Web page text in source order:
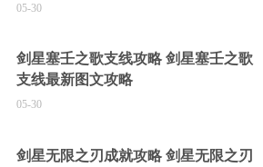
05-30
剑星塞壬之歌支线攻略 剑星塞壬之歌
支线最新图文攻略
05-30
剑星无限之刃成就攻略 剑星无限之刃